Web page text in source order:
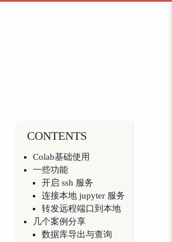
CONTENTS
Colab基础使用
一些功能
开启 ssh 服务
连接本地 jupyter 服务
转发远程端口到本地
几个案例分享
数据库导出与查询